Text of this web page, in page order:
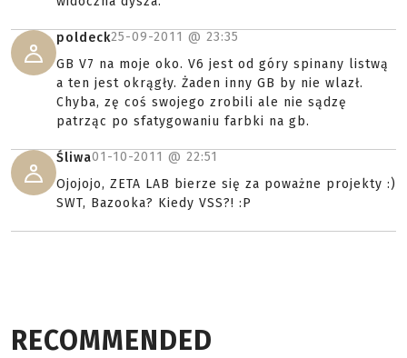
poldeck25-09-2011 @ 23:35
GB V7 na moje oko. V6 jest od góry spinany listwą
a ten jest okrągły. Żaden inny GB by nie wlazł.
Chyba, zę coś swojego zrobili ale nie sądzę
patrząc po sfatygowaniu farbki na gb.
Śliwa01-10-2011 @ 22:51
Ojojojo, ZETA LAB bierze się za poważne projekty :)
SWT, Bazooka? Kiedy VSS?! :P
RECOMMENDED